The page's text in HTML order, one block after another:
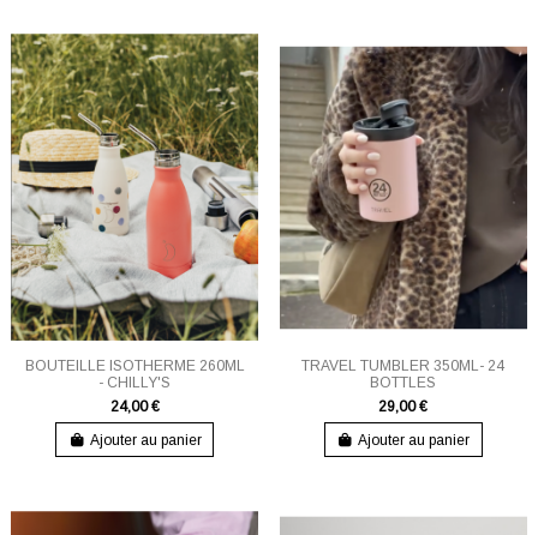
BOUTEILLE ISOTHERME 260ML
- CHILLY'S
24,00 €
Ajouter au panier
TRAVEL TUMBLER 350ML- 24
BOTTLES
29,00 €
Ajouter au panier